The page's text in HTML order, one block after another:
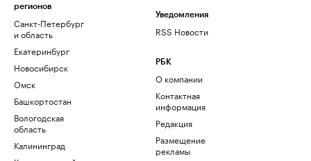
регионов
Санкт-Петербург
и область
Екатеринбург
Новосибирск
Омск
Башкортостан
Вологодская
область
Калининград
Уведомления
RSS Новости
РБК
О компании
Контактная
информация
Редакция
Размещение
рекламы